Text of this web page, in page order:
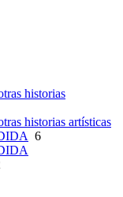
historias
historias artísticas
6